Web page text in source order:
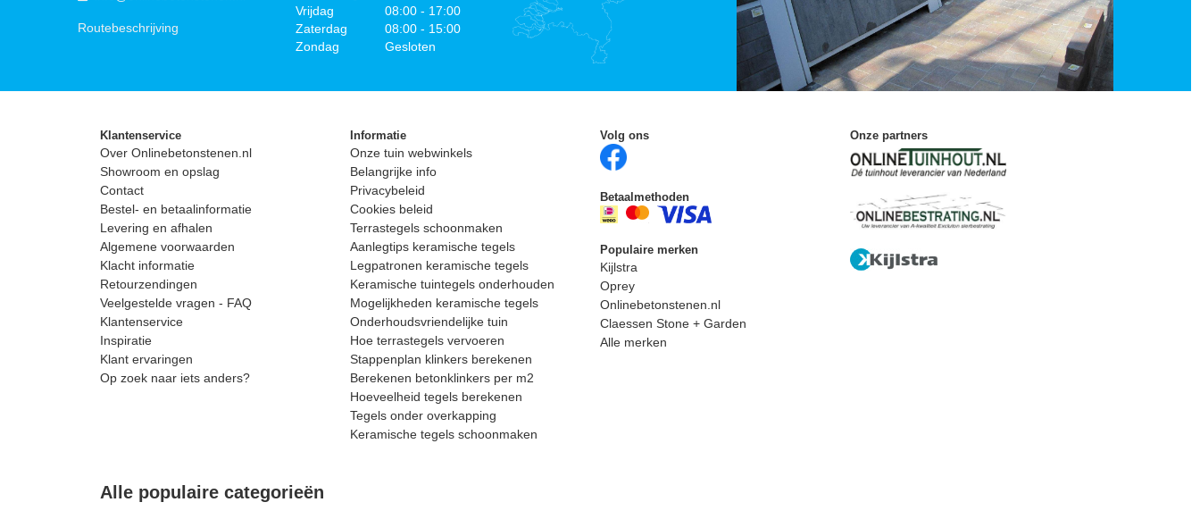
Routebeschrijving
Vrijdag
08:00 - 17:00
Zaterdag
08:00 - 15:00
Zondag
Gesloten
Klantenservice
Over Onlinebetonstenen.nl
Showroom en opslag
Contact
Bestel- en betaalinformatie
Levering en afhalen
Algemene voorwaarden
Klacht informatie
Retourzendingen
Veelgestelde vragen - FAQ
Klantenservice
Inspiratie
Klant ervaringen
Op zoek naar iets anders?
Informatie
Onze tuin webwinkels
Belangrijke info
Privacybeleid
Cookies beleid
Terrastegels schoonmaken
Aanlegtips keramische tegels
Legpatronen keramische tegels
Keramische tuintegels onderhouden
Mogelijkheden keramische tegels
Onderhoudsvriendelijke tuin
Hoe terrastegels vervoeren
Stappenplan klinkers berekenen
Berekenen betonklinkers per m2
Hoeveelheid tegels berekenen
Tegels onder overkapping
Keramische tegels schoonmaken
Volg ons
Betaalmethoden
Populaire merken
Kijlstra
Oprey
Onlinebetonstenen.nl
Claessen Stone + Garden
Alle merken
Onze partners
Alle populaire categorieën